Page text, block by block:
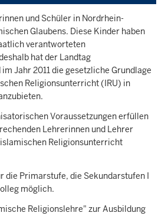
und Schüler in Nordrhein-
Glaubens. Diese Kinder haben
verantworteten
hat der Landtag
Jahr 2011 die gesetzliche Grundlage
Religionsunterricht (IRU) in
Voraussetzungen erfüllen
Lehrerinnen und Lehrer
Religionsunterricht
die Primarstufe, die Sekundarstufen I
möglich.
Religionslehre" zur Ausbildung